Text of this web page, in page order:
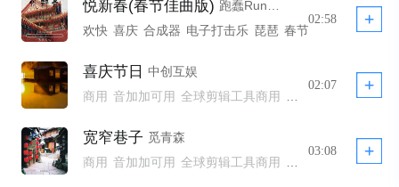
全球剪辑工具商用 YTB不拦截
悦新春(春节佳曲版)
欢快 喜庆 合成器 电子打击乐 琵琶 春节 古风国学 中餐
02:58
喜庆节日 中创互娱
商用 音加加可用 全球剪辑工具商用
全球剪辑工具非商用模板不下架
全球剪辑工具商用 YTB不拦截
02:07
宽窄巷子 觅青森
商用 音加加可用 全球剪辑工具商用
03:08